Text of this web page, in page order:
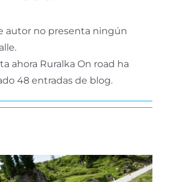
autor no presenta ningún
ahora Ruralka On road ha
48 entradas de blog.